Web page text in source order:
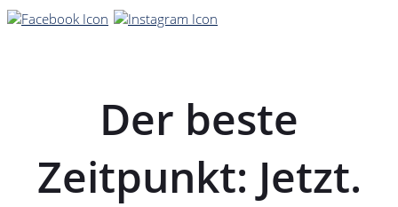
Der beste
Zeitpunkt: Jetzt.